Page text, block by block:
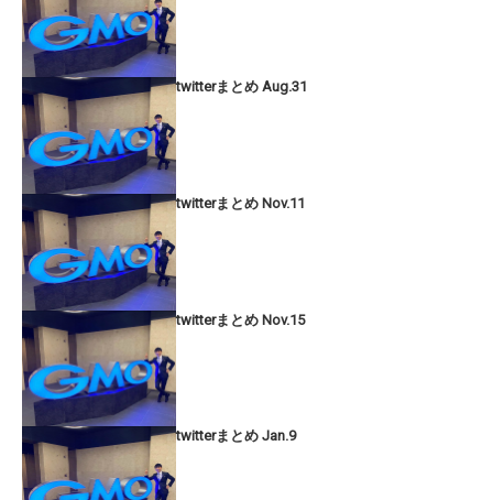
twitterまとめ Aug.31
twitterまとめ Nov.11
twitterまとめ Nov.15
twitterまとめ Jan.9